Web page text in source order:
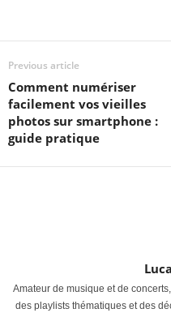
Previous article
Comment numériser
facilement vos vieilles
photos sur smartphone :
guide pratique
Amateur de musique et de
des playlists thématiques et des